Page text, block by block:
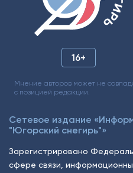
16+
Мнение авторов может не
с позицией редакции.
Сетевое издание
"Югорский снегирь"»
Зарегистрировано
сфере связи,